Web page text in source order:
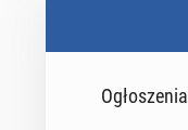
Ogłoszenia